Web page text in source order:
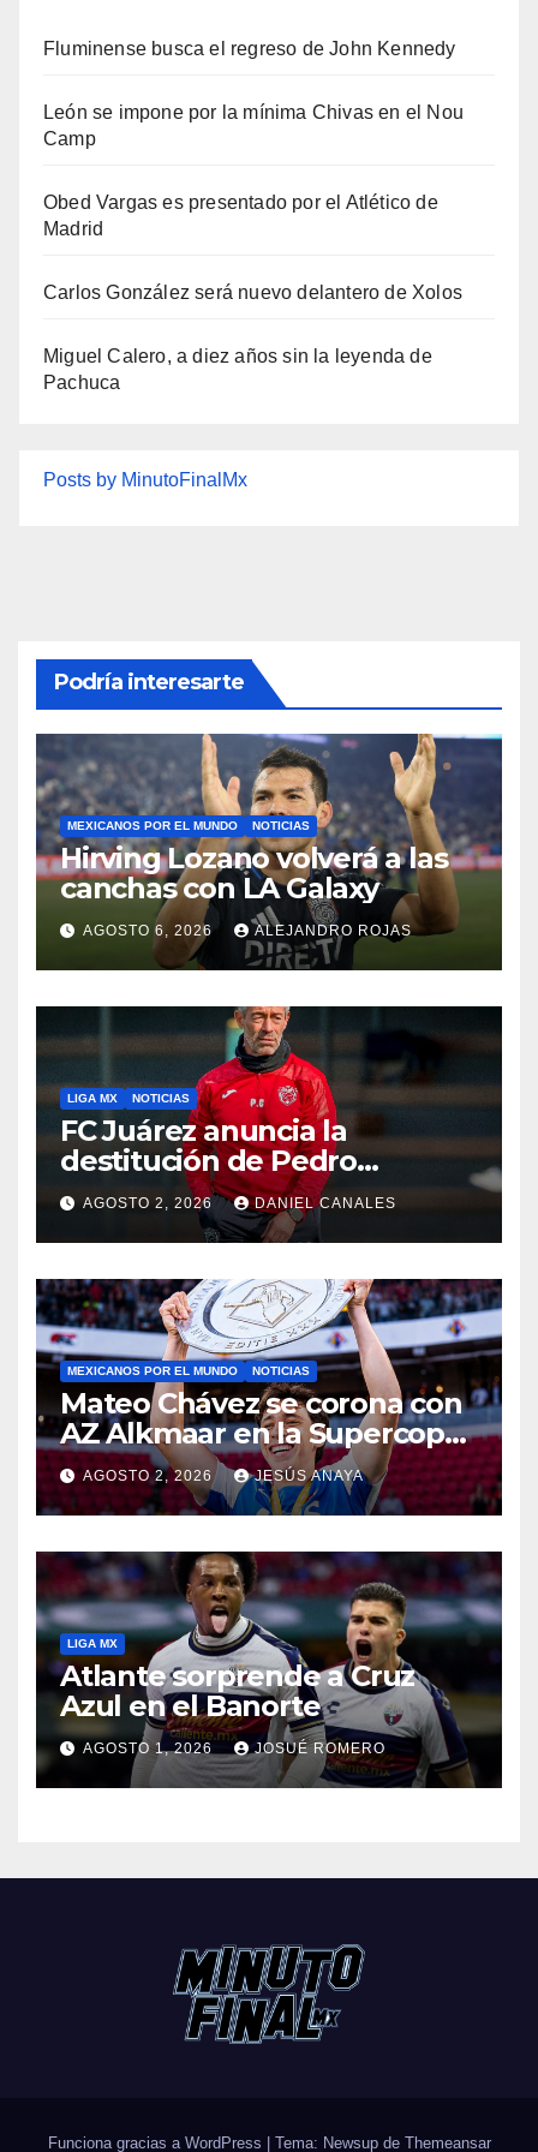
Fluminense busca el regreso de John Kennedy
León se impone por la mínima Chivas en el Nou
Camp
Obed Vargas es presentado por el Atlético de
Madrid
Carlos González será nuevo delantero de Xolos
Miguel Calero, a diez años sin la leyenda de
Pachuca
Posts by MinutoFinalMx
Podría interesarte
MEXICANOS POR EL MUNDO NOTICIAS
Hirving Lozano volverá a las
canchas con LA Galaxy
AGOSTO 6, 2026 ALEJANDRO ROJAS
LIGA MX NOTICIAS
FC Juárez anuncia la
destitución de Pedro
Caixinha
AGOSTO 2, 2026 DANIEL CANALES
MEXICANOS POR EL MUNDO NOTICIAS
Mateo Chávez se corona con
AZ Alkmaar en la Supercopa
de Países Bajos
AGOSTO 2, 2026 JESÚS ANAYA
LIGA MX
Atlante sorprende a Cruz
Azul en el Banorte
AGOSTO 1, 2026 JOSUÉ ROMERO
Funciona gracias a WordPress Tema: Newsup de Themeansar